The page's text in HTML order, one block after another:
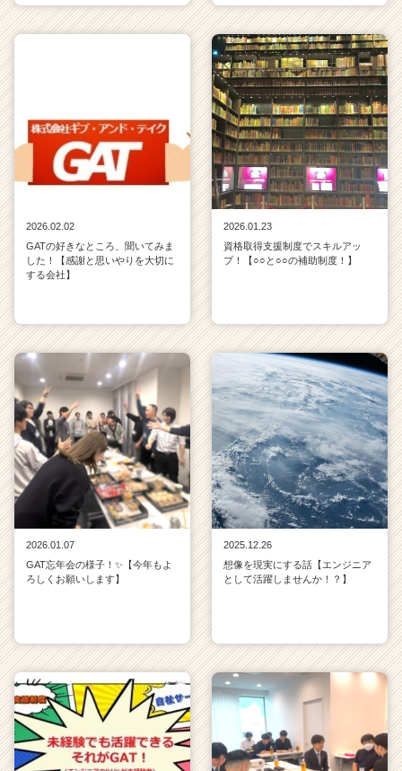
2026.02.02
GATの好きなところ、聞いてみま
した！【感謝と思いやりを大切に
する会社】
2026.01.23
資格取得支援制度でスキルアッ
プ！【○○と○○の補助制度！】
2026.01.07
GAT忘年会の様子！✨【今年もよ
ろしくお願いします】
2025.12.26
想像を現実にする話【エンジニア
として活躍しませんか！？】